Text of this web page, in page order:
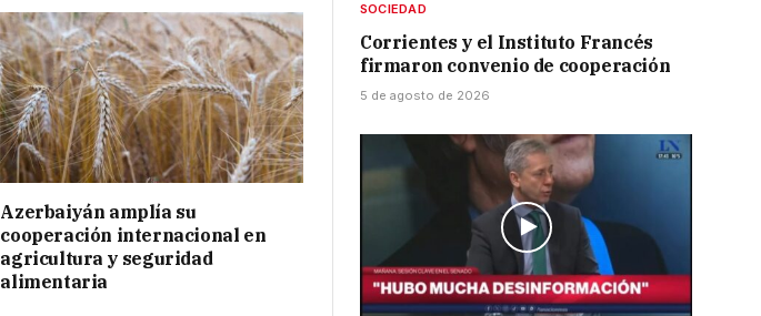
Azerbaiyán amplía su
cooperación internacional en
agricultura y seguridad
alimentaria
SOCIEDAD
Corrientes y el Instituto Francés
firmaron convenio de cooperación
5 de agosto de 2026